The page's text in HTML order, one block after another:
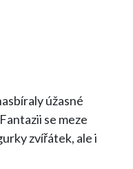
úžasné
se meze
zvířátek, ale i